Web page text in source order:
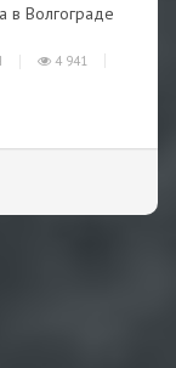
в Волгограде
4 941